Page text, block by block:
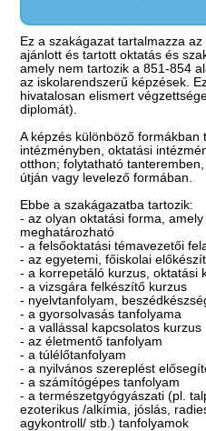
Ez a szakágazat tartalmazza
ajánlott és tartott oktatás és
amely nem tartozik a 851-854
az iskolarendszerű képzések.
hivatalosan elismert
diplomát).
A képzés különböző formákban
intézményben, oktatási
otthon; folytatható
útján vagy levelező formában.
Ebbe a szakágazatba tartozik:
- az olyan oktatási forma,
meghatározható
- a felsőoktatási témavezetői
- az egyetemi, főiskolai
- a korrepetáló kurzus, oktatási
- a vizsgára felkészítő kurzus
- nyelvtanfolyam,
- a gyorsolvasás tanfolyama
- a vallással kapcsolatos kurzus
- az életmentő tanfolyam
- a túlélőtanfolyam
- a nyilvános szereplést
- a számítógépes tanfolyam
- a természetgyógyászati (pl.
ezoterikus /alkímia, jóslás,
agykontroll/ stb.) tanfolyamok